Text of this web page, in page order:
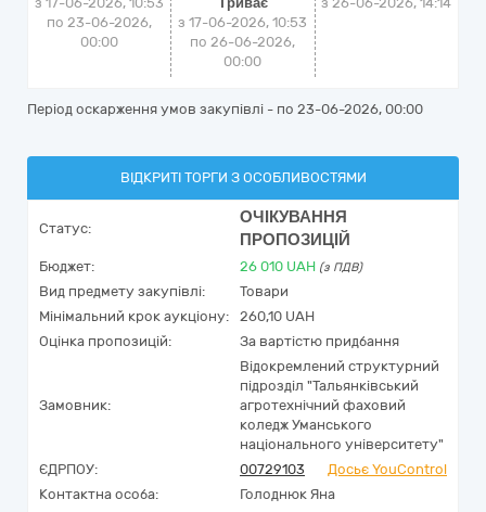
по 23-06-2026,
00:00
з 17-06-2026, 10:53
по 26-06-2026,
00:00
Період оскарження умов закупівлі - по 23-06-2026, 00:00
ВІДКРИТІ ТОРГИ З ОСОБЛИВОСТЯМИ
Статус:
ОЧІКУВАННЯ
ПРОПОЗИЦІЙ
Бюджет: 26 010 UAH (з ПДВ)
Вид предмету закупівлі:
Товари
Мінімальний крок аукціону:
260,10 UAH
Оцінка пропозицій:
За вартістю придбання
Замовник:
Відокремлений структурний
підрозділ "Тальянківський
агротехнічний фаховий
коледж Уманського
національного університету"
ЄДРПОУ:
00729103
Досьє YouControl
Контактна особа:
Голоднюк Яна